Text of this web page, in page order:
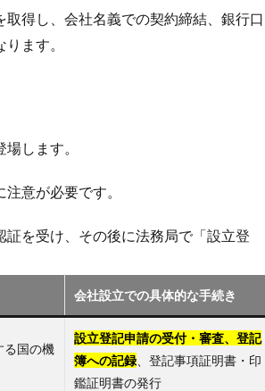
得し、会社名義での契約締結、銀行口
ます。
します。
意が必要です。
を受け、その後に法務局で「設立登
会社設立での具体的な手続き
る国の機
設立登記申請の受付・審査、登記
簿への記録 、登記事項証明書・印
鑑証明書の発行